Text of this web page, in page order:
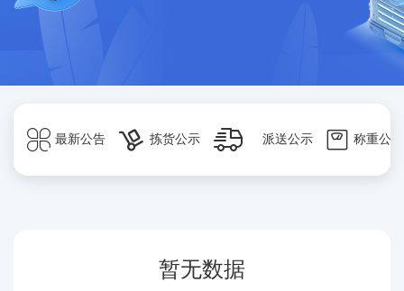
爆品推荐
最新公告 拣货公示 派送公示 称重公示
暂无数据